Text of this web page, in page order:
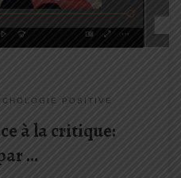
POSITIVE
à la critique:
…